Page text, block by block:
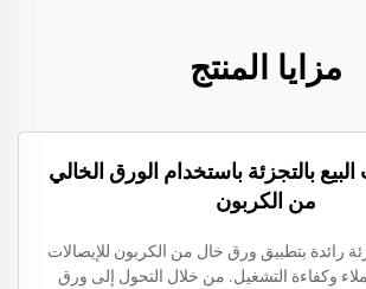
مزايا المنتج
بالتجزئة باستخدام الورق الخالي
من الكربون
رائدة بتطبيق ورق خال من الكربون للإيصالات
وكفاءة التشغيل. من خلال التحول إلى ورق